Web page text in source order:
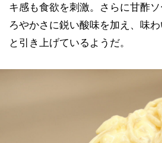
キ感も食欲を刺激。さらに甘酢
ろやかさに鋭い酸味を加え、味
と引き上げているようだ。